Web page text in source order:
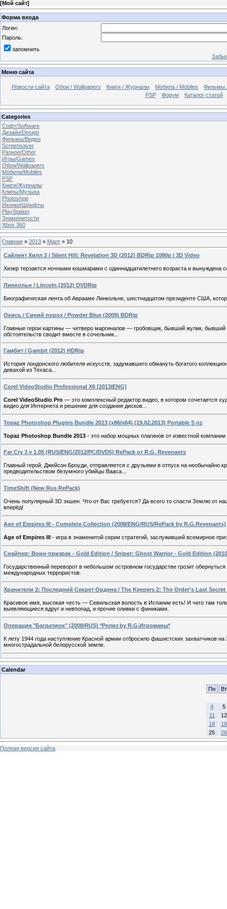
[Мой сайт]
Форма входа
Логин:
Пароль:
запомнить
Меню сайта
Новости сайта Обои / Wallpapers Книги / Журналы Мобила / Mobiles
Фильмы
PSP
Форум Каталог статей
Categories
Софт/Software
Дизайн/Design
Фильмы/Видео
Screensaver
Разное/Other
Игры/Games
Обои/Wallpapers
Мобила/Mobiles
PSP
Книги/Журналы
Клипы/Музыка
Photoshop
Иконки/Шрифты
PlayStation
Знаменитости
Xbox 360
Главная » 2013 » Март » 10
Сайлент Хилл 2 / Silent Hill: Revelation 3D (2012) BDRip 1080p | 3D Video
Хизер терзается ночными кошмарами с одиннадцатилетнего возраста и
Линкольн / Lincoln (2012) DVDRip
Биографическая лента об Аврааме Линкольне, шестнадцатом президенте США,
Окись / Синий порох / Powder Blue (2009) BDRip
Главные герои картины — четверо маргиналов — гробовщик, бывший жулик,
обстоятельств сводит вместе в сочельник...
Гамбит / Gambit (2012) HDRip
История лондонского любителя искусств, задумавшего обмануть богатого
девахой из Техаса...
Corel VideoStudio Professional X6 [2013|ENG]
Corel VideoStudio Pro — это комплексный редактор видео, в котором сочетается
видео для Интернета и решение для создания дисков...
Topaz Photoshop Plugins Bundle 2013 (x86/x64) (19.02.2013) Portable S nz
Topaz Photoshop Bundle 2013 - это набор мощных плагинов от известной
Far Cry 3 v 1.05 (RUS/ENG/2012/PC/DVD5) RePack от R.G. Revenants
Главный герой, Джейсон Броуди, отправляется с друзьями в отпуск на необычайно
предводительством безумного убийцы Вааса...
TimeShift (New Rus RePack)
Очень популярный 3D экшен. Что от Вас требуется? Да всего то спасти Землю от
вперёд!
Age of Empires III - Complete Collection (2008/ENG/RUS/RePack by R.G.Revenants)
Age of Empires III - игра в знаменитой серии стратегий, заслужившей всемирное
Снайпер: Воин-призрак - Gold Edition / Sniper: Ghost Warrior - Gold Edition
Государственный переворот в небольшом островном государстве грозит
международных террористов.
Хранители 2: Последний Секрет Ордена / The Keepers 2: The Order's Last Secret
Красивое имя, высокая честь — Севильская волость в Испании есть! И чего там
выявляющиеся вдруг и невпопад, и прочие оливки с финиками.
Операция "Багратион" (2008/RUS) *Релиз by R.G.Игроманы*
К лету 1944 года наступление Красной армии отбросило фашистских захватчиков
многострадальной белорусской земле.
Calendar
Пн Вт
4
5
11
12
18
19
25
26
Полная версия сайта